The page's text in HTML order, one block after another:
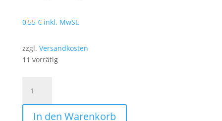
0,55 € inkl. MwSt.
zzgl. Versandkosten
11 vorrätig
28
MengeIn den Warenkorb